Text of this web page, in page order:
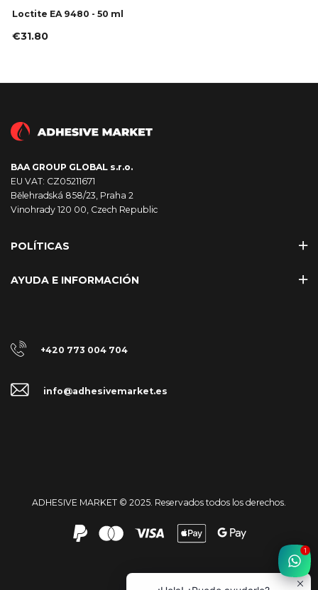
Loctite EA 9480 - 50 ml
€31.80
BAA GROUP GLOBAL s.r.o.
EU VAT: CZ05211671
Bělehradská 858/23, Praha 2
Vinohrady 120 00, Czech Republic
POLÍTICAS
AYUDA E INFORMACIÓN
+420 773 004 704
info@adhesivemarket.es
ADHESIVE MARKET © 2025. Reservados todos los derechos.
1